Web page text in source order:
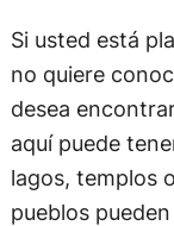
Si usted está
no quiere
desea
aquí puede
lagos, templos
pueblos